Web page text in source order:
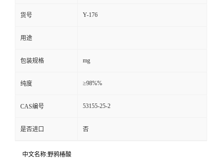
货号 Y-176
用途
包装规格 mg
纯度 ≥98%%
CAS编号 53155-25-2
是否进口 否
中文名称:野鸦椿酸